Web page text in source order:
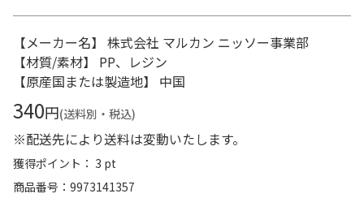
【メーカー名】 株式会社 マルカン ニッソー事業部
【材質/素材】 PP、レジン
【原産国または製造地】 中国
340円(送料別・税込)
※配送先により送料は変動いたします。
獲得ポイント： 3 pt
商品番号
9973141357